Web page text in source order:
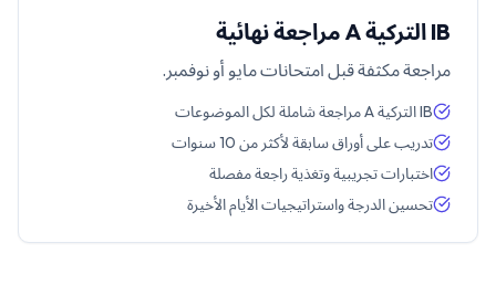
IB التركية A مراجعة نهائية
مراجعة مكثفة قبل امتحانات مايو أو نوفمبر.
IB التركية A مراجعة شاملة لكل الموضوعات
تدريب على أوراق سابقة لأكثر من 10 سنوات
اختبارات تجريبية وتغذية راجعة مفصلة
تحسين الدرجة واستراتيجيات الأيام الأخيرة